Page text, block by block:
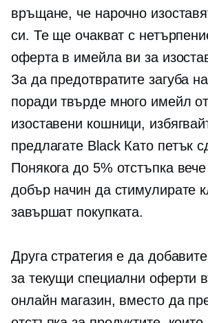
връщане, че нарочно
си. Те ще очакват с
оферта в имейла ви за
За да предотвратите загуба
поради твърде много имейл
изоставени кошници,
предлагате Black Като петък
Понякога до 5% отстъпка
добър начин да стимулирате
завършат покупката.
Друга стратегия е да
за текущи специални оферти
онлайн магазин, вместо да